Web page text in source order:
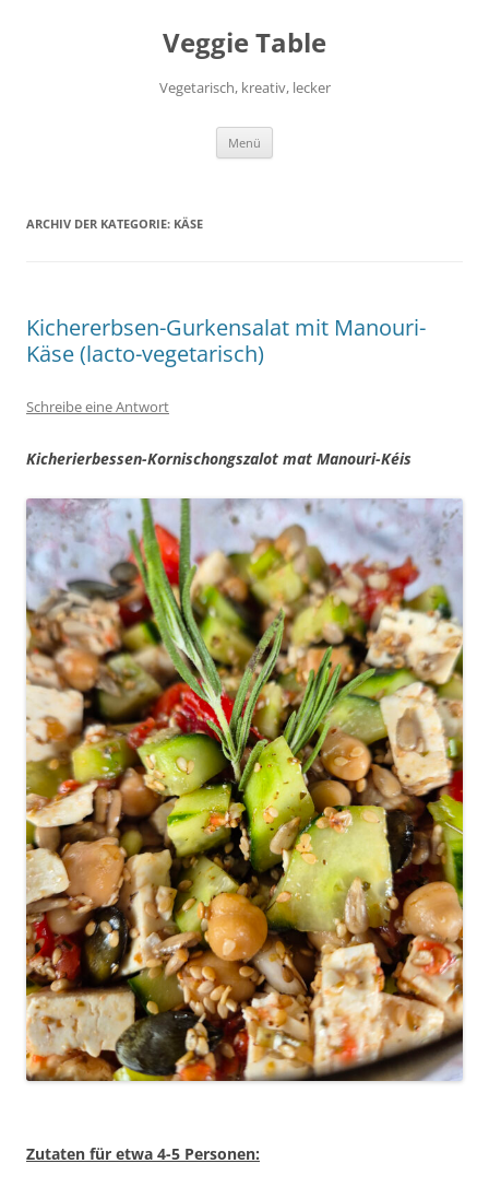
Veggie Table
Vegetarisch, kreativ, lecker
Menü
ARCHIV DER KATEGORIE: KÄSE
Kichererbsen-Gurkensalat mit Manouri-
Käse (lacto-vegetarisch)
Schreibe eine Antwort
Kicherierbessen-Kornischongszalot mat Manouri-Kéis
Zutaten für etwa 4-5 Personen: